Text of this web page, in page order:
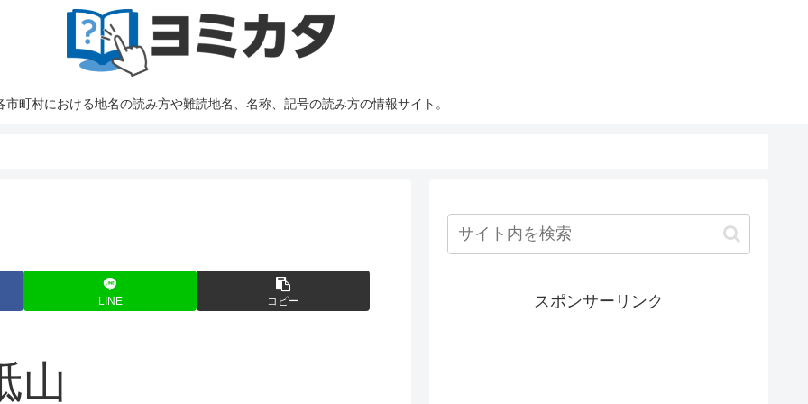
市町村における地名の読み方や難読地名、名称、記号の読み方の情報サイト。
LINE コピー
山
スポンサーリンク